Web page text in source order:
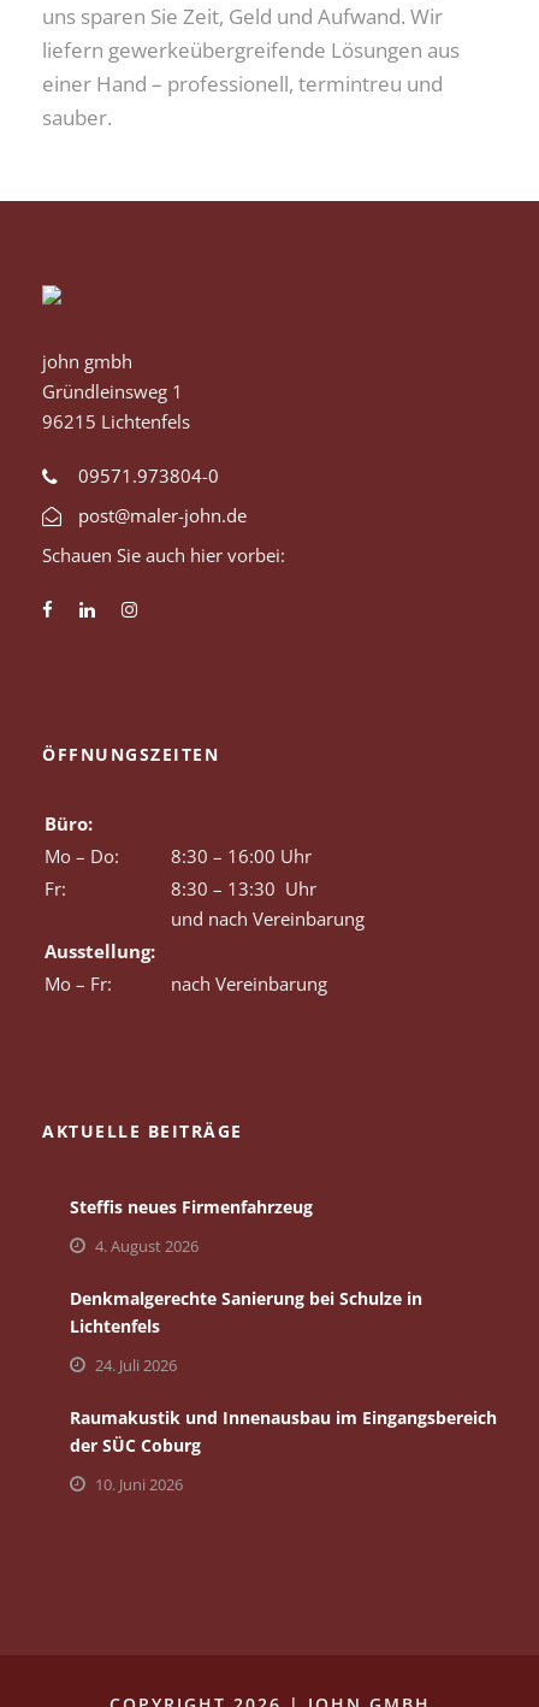
uns sparen Sie Zeit, Geld und Aufwand. Wir
liefern gewerkeübergreifende Lösungen aus
einer Hand – professionell, termintreu und
sauber.
john gmbh
Gründleinsweg 1
96215 Lichtenfels
09571.973804-0
post@maler-john.de
Schauen Sie auch hier vorbei:
ÖFFNUNGSZEITEN
Büro:
Mo – Do:
8:30 – 16:00 Uhr
Fr:
8:30 – 13:30 Uhr
und nach Vereinbarung
Ausstellung:
Mo – Fr:
nach Vereinbarung
AKTUELLE BEITRÄGE
Steffis neues Firmenfahrzeug
4. August 2026
Denkmalgerechte Sanierung bei Schulze in
Lichtenfels
24. Juli 2026
Raumakustik und Innenausbau im Eingangsbereich
der SÜC Coburg
10. Juni 2026